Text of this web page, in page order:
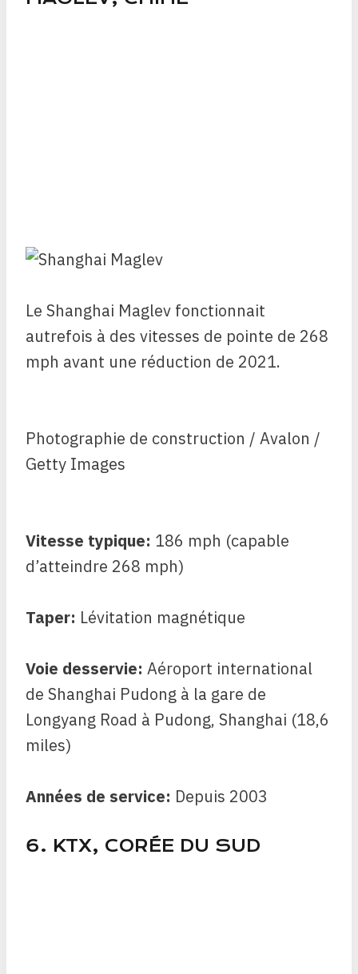
Le Shanghai Maglev fonctionnait
autrefois à des vitesses de pointe de 268
mph avant une réduction de 2021.
Photographie de construction / Avalon /
Getty Images
Vitesse typique: 186 mph (capable
d’atteindre 268 mph)
Taper: Lévitation magnétique
Voie desservie: Aéroport international
de Shanghai Pudong à la gare de
Longyang Road à Pudong, Shanghai (18,6
miles)
Années de service: Depuis 2003
6. KTX, CORÉE DU SUD